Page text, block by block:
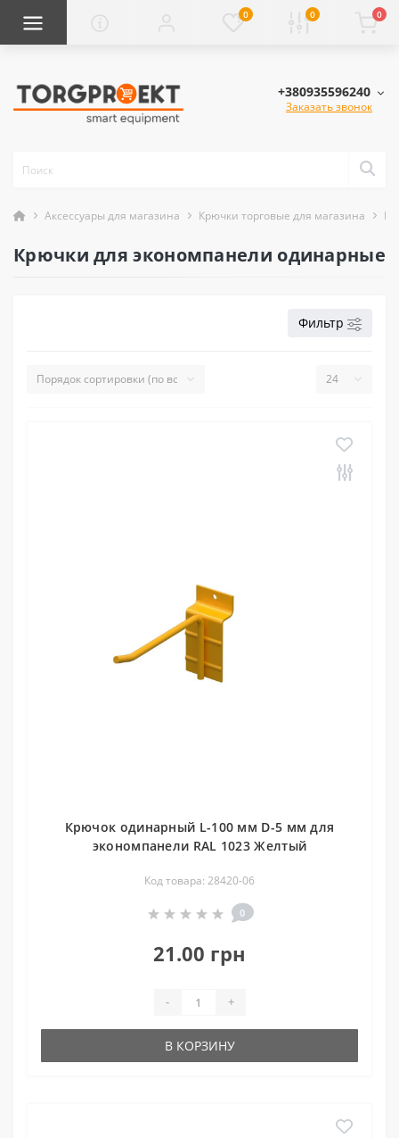
0 0 0
+380935596240
Заказать звонок
Аксессуары для магазина Крючки торговые для магазина
Крючки для экономпанели одинарные
Фильтр
Крючок одинарный L-100 мм D-5 мм для
экономпанели RAL 1023 Желтый
Код товара: 28420-06
0
21.00 грн
- +
В КОРЗИНУ